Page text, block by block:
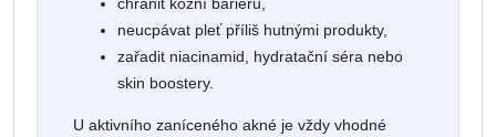
neucpávat pleť příliš hutnými produkty,
zařadit niacinamid, hydratační séra nebo
skin boostery.
U aktivního zaníceného akné je vždy vhodné